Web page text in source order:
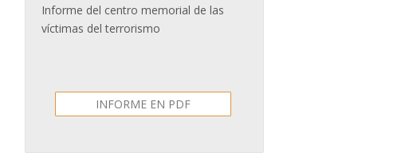
Informe del centro memorial de las
víctimas del terrorismo
INFORME EN PDF